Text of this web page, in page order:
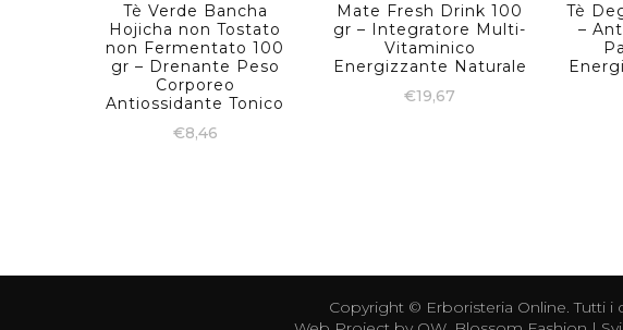
Tè Verde Bancha
Hojicha non Tostato
non Fermentato 100
gr – Drenante Peso
Corporeo
Antiossidante Tonico
€8,46
Mate Fresh Drink 100
gr – Integratore Multi-
Vitaminico
Energizzante Naturale
€19,67
Tè
–
Copyright © Erboristeria Online. Tutti i